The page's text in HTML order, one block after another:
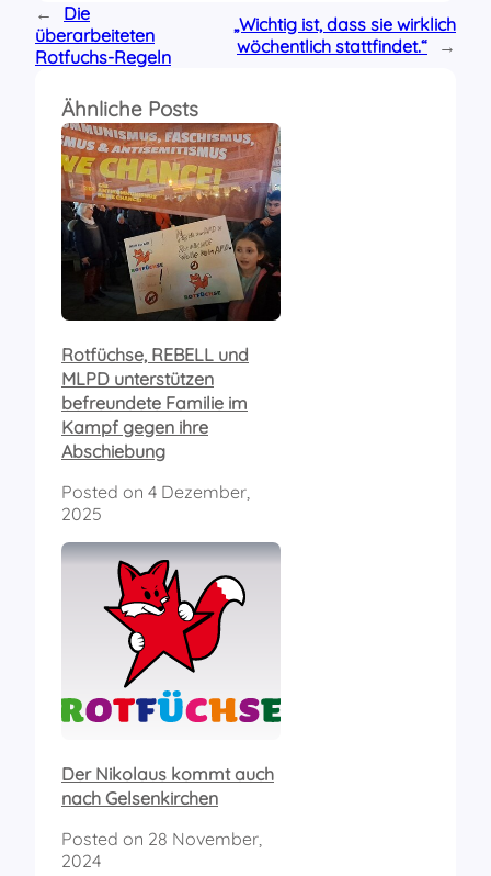
←
Die
überarbeiteten
Rotfuchs-Regeln
„Wichtig ist, dass sie wirklich
wöchentlich stattfindet.“
→
Ähnliche Posts
Rotfüchse, REBELL und
MLPD unterstützen
befreundete Familie im
Kampf gegen ihre
Abschiebung
Posted on 4 Dezember,
2025
Der Nikolaus kommt auch
nach Gelsenkirchen
Posted on 28 November,
2024